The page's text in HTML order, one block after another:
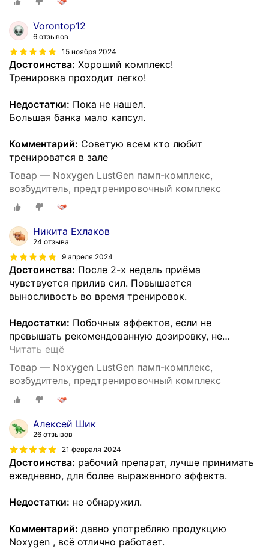
Vorontop12
6 отзывов
15 ноября 2024
Достоинства: Хороший комплекс!
Тренировка проходит легко!
Недостатки: Пока не нашел.
Большая банка мало капсул.
Комментарий: Советую всем кто любит
тренироватся в зале
Товар — Noxygen LustGen памп-комплекс,
возбудитель, предтренировочный комплекс
Никита Ехлаков
24 отзыва
9 апреля 2024
Достоинства: После 2-х недель приёма
чувствуется прилив сил. Повышается
выносливость во время тренировок.
Недостатки: Побочных эффектов, если не
превышать рекомендованную дозировку, не…
Читать ещё
Товар — Noxygen LustGen памп-комплекс,
возбудитель, предтренировочный комплекс
Алексей Шик
26 отзывов
21 февраля 2024
Достоинства: рабочий препарат, лучше принимать
ежедневно, для более выраженного эффекта.
Недостатки: не обнаружил.
Комментарий: давно употребляю продукцию
Noxygen , всё отлично работает.